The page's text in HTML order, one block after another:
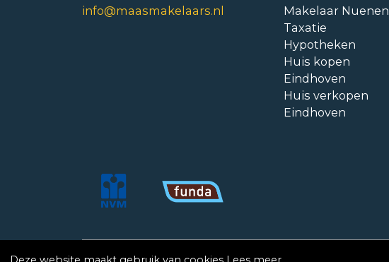
info@maasmakelaars.nl
Makelaar Nuenen
Taxatie
Hypotheken
Huis kopen
Eindhoven
Huis verkopen
Eindhoven